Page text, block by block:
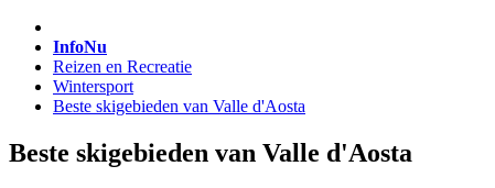
InfoNu
Reizen en Recreatie
Wintersport
Beste skigebieden van Valle d'Aosta
Beste skigebieden van Valle d'Aosta